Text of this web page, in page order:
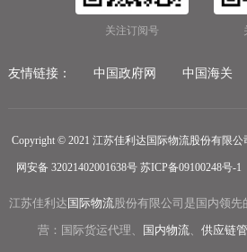
关注订阅号
友情链接： 中国政府网
中国海关
无锡海运代理
无锡仓
无锡航空货运
医疗器
中越物流专线
中欧铁
Copyright © 2021 江苏佳利达国际物流股份有限公
网安备 32021402001638号 苏ICP备09100248号-1
江苏佳利达国际物流股份有限公司是国内领先
营：国际货运代理、 国内物流 供应链